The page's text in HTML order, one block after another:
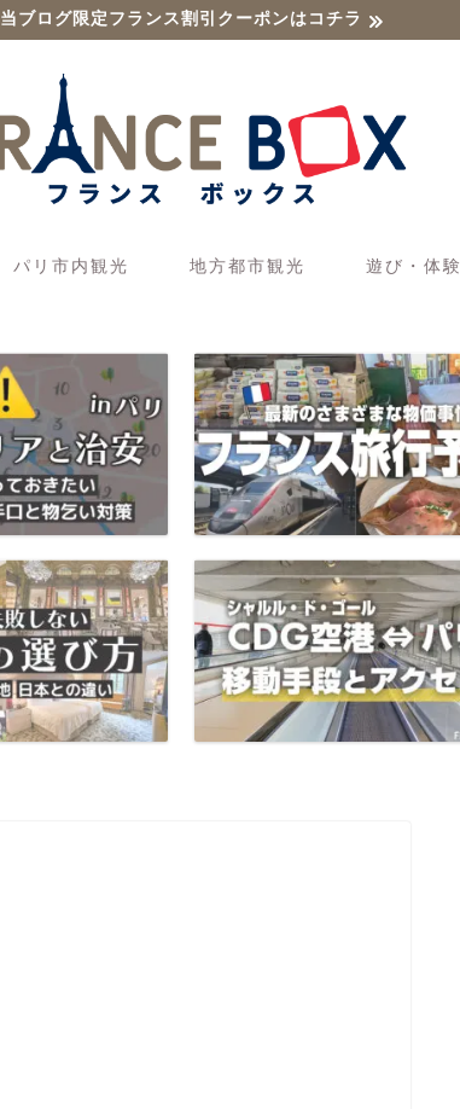
当ブログ限定フランス割引クーポンはコチラ
パリ市内観光 地方都市観光 遊び・体験